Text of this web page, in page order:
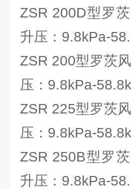
ZSR 200D型罗
升压：9.8kPa-
ZSR 200型罗茨
压：9.8kPa-
ZSR 225型罗茨
压：9.8kPa-
ZSR 250B型罗
升压：9.8kPa-